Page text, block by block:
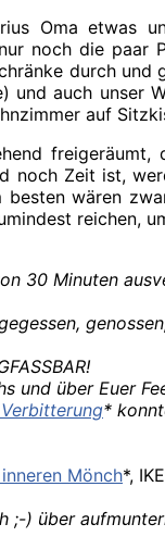
Oma etwas
noch die paar
durch
und auch unser
auf
noch Zeit ist,
wären
reichen,
30 Minuten
und über Euer
*
Mönch*,
;-) über